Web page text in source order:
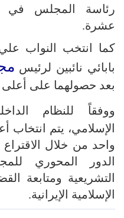
رئاسة المجلس في
عشرة.
كما انتخب النواب
بابائي نائبين لرئيس
بعد حصولهما على أعلى
ووفقاً للنظام
الإسلامي، يتم انتخاب
واحد من خلال
الدور المحوري
التشريعية ومتابعة
الإسلامية الإيرانية.